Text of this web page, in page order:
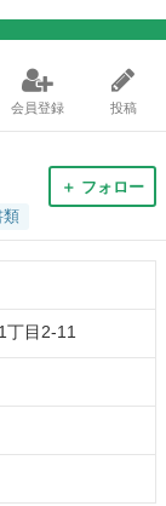
会員登録 投稿
類
＋ フォロー
丁目2-11